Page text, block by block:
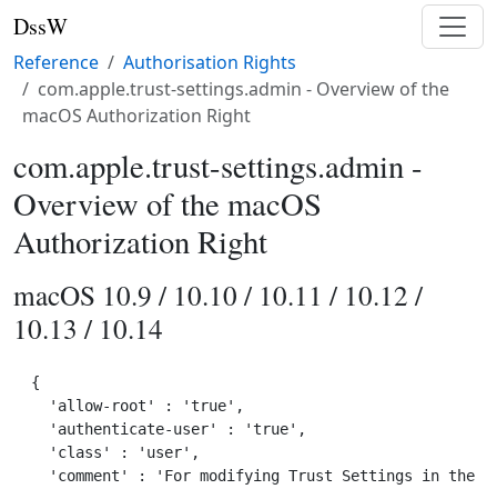
DssW
Reference
Authorisation Rights
com.apple.trust-settings.admin - Overview of the
macOS Authorization Right
com.apple.trust-settings.admin -
Overview of the macOS
Authorization Right
macOS 10.9 / 10.10 / 10.11 / 10.12 /
10.13 / 10.14
{
  'allow-root' : 'true',
  'authenticate-user' : 'true',
  'class' : 'user',
'comment' : 'For modifying Trust Settings in the